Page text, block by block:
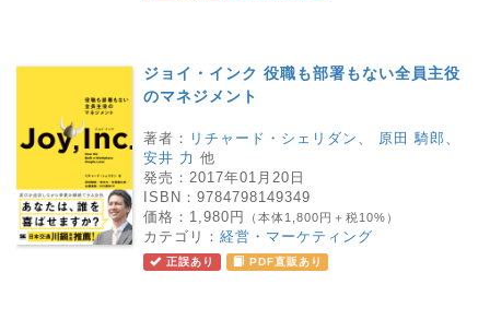
ジョイ・インク 役職も部署もない全員主役
のマネジメント
著者： リチャード・シェリダン 原田 騎郎
安井 力 他
発売： 2017年01月20日
ISBN： 9784798149349
価格： 1,980円 （本体1,800円＋税10%）
カテゴリ： 経営・マーケティング
正誤あり PDF直販あり